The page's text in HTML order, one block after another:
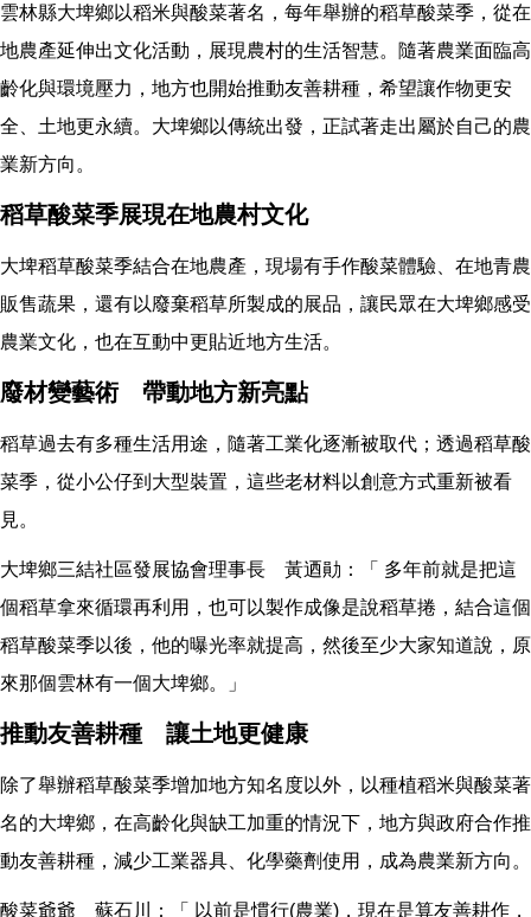
雲林縣大埤鄉以稻米與酸菜著名，每年舉辦的稻草酸菜季，從在
地農產延伸出文化活動，展現農村的生活智慧。隨著農業面臨高
齡化與環境壓力，地方也開始推動友善耕種，希望讓作物更安
全、土地更永續。大埤鄉以傳統出發，正試著走出屬於自己的農
業新方向。
稻草酸菜季展現在地農村文化
大埤稻草酸菜季結合在地農產，現場有手作酸菜體驗、在地青農
販售蔬果，還有以廢棄稻草所製成的展品，讓民眾在大埤鄉感受
農業文化，也在互動中更貼近地方生活。
廢材變藝術 帶動地方新亮點
稻草過去有多種生活用途，隨著工業化逐漸被取代；透過稻草酸
菜季，從小公仔到大型裝置，這些老材料以創意方式重新被看
見。
大埤鄉三結社區發展協會理事長 黃迺勛：「 多年前就是把這
個稻草拿來循環再利用，也可以製作成像是說稻草捲，結合這個
稻草酸菜季以後，他的曝光率就提高，然後至少大家知道說，原
來那個雲林有一個大埤鄉。」
推動友善耕種 讓土地更健康
除了舉辦稻草酸菜季增加地方知名度以外，以種植稻米與酸菜著
名的大埤鄉，在高齡化與缺工加重的情況下，地方與政府合作推
動友善耕種，減少工業器具、化學藥劑使用，成為農業新方向。
酸菜爺爺 蘇石川：「 以前是慣行(農業)，現在是算友善耕作，